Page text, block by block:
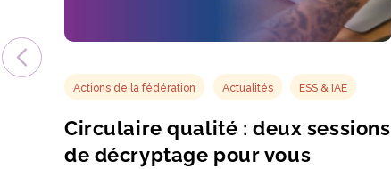
Actions de la fédération Actualités ESS & IAE
Circulaire qualité : deux sessions
de décryptage pour vous